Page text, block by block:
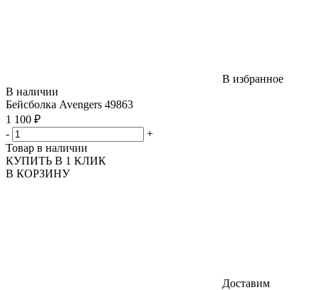
В избранное
В наличии
Бейсболка Avengers 49863
1 100 ₽
-
+
Товар в наличии
КУПИТЬ В 1 КЛИК
В КОРЗИНУ
Доставим